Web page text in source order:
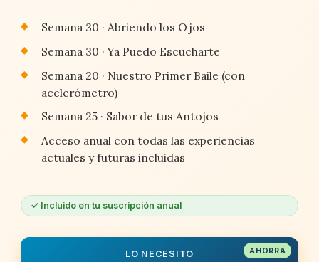
Semana 30 · Abriendo los Ojos
Semana 30 · Ya Puedo Escucharte
Semana 20 · Nuestro Primer Baile (con
acelerómetro)
Semana 25 · Sabor de tus Antojos
Acceso anual con todas las experiencias
actuales y futuras incluidas
✓ Incluido en tu suscripción anual
LO NECESITO